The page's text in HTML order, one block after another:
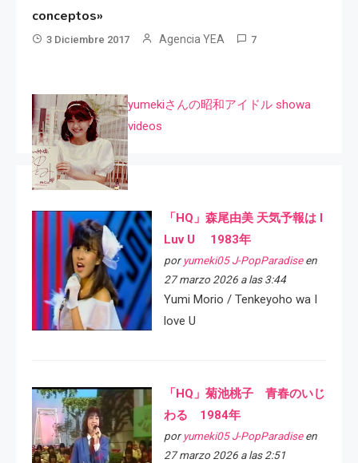
conceptos»
3 Diciembre 2017 Agencia YEA 7
yumekiさんの昭和アイドル showa
videos
「HQ」森尾由美 天気予報は I
Luv U 1983年
por yumeki05 J-PopParadiseen
27 marzo 2026 a las 3:44
Yumi Morio / Tenkeyoho wa I
love U
「HQ」菊池桃子 青春のいじ
わる 1984年
por yumeki05 J-PopParadiseen
27 marzo 2026 a las 2:51